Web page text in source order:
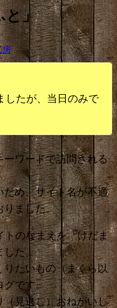
と」
房
したが、当日のみで
ワードで訪問される
め、サイト名が不適
りました。
トのなまえを「けだま
した。
たいもの（まくら以
グです。
見逃し）おねがいし